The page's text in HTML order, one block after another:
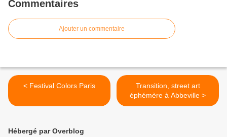
Commentaires
Ajouter un commentaire
< Festival Colors Paris
Transition, street art
éphémère à Abbeville >
Hébergé par Overblog